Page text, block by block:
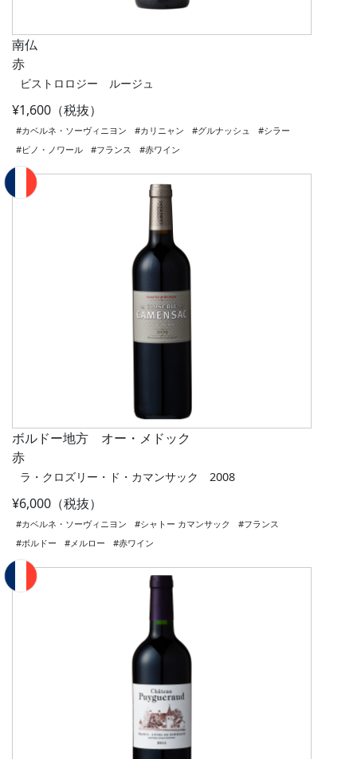
南仏
赤
ビストロロジー ルージュ
¥1,600（税抜）
#カベルネ・ソーヴィニヨン #カリニャン #グルナッシュ
#シラー
#ピノ・ノワール
#フランス #赤ワイン
ボルドー地方 オー・メドック
赤
ラ・クロズリー・ド・カマンサック 2008
¥6,000（税抜）
#カベルネ・ソーヴィニヨン #シャトー カマンサック
#フランス
#ボルドー
#メルロー #赤ワイン